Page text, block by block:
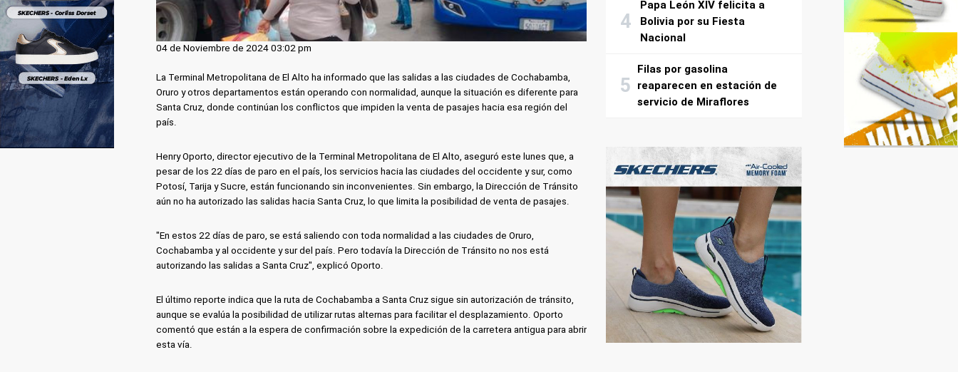
04 de Noviembre de 2024 03:02 pm
La Terminal Metropolitana de El Alto ha informado que las salidas a las ciudades de Cochabamba,
Oruro y otros departamentos están operando con normalidad, aunque la situación es diferente para
Santa Cruz, donde continúan los conflictos que impiden la venta de pasajes hacia esa región del
país.
Henry Oporto, director ejecutivo de la Terminal Metropolitana de El Alto, aseguró este lunes que, a
pesar de los 22 días de paro en el país, los servicios hacia las ciudades del occidente y sur, como
Potosí, Tarija y Sucre, están funcionando sin inconvenientes. Sin embargo, la Dirección de Tránsito
aún no ha autorizado las salidas hacia Santa Cruz, lo que limita la posibilidad de venta de pasajes.
"En estos 22 días de paro, se está saliendo con toda normalidad a las ciudades de Oruro,
Cochabamba y al occidente y sur del país. Pero todavía la Dirección de Tránsito no nos está
autorizando las salidas a Santa Cruz", explicó Oporto.
El último reporte indica que la ruta de Cochabamba a Santa Cruz sigue sin autorización de tránsito,
aunque se evalúa la posibilidad de utilizar rutas alternas para facilitar el desplazamiento. Oporto
comentó que están a la espera de confirmación sobre la expedición de la carretera antigua para abrir
esta vía.
Papa León XIV felicita a
Bolivia por su Fiesta
Nacional
Filas por gasolina
reaparecen en estación de
servicio de Miraflores